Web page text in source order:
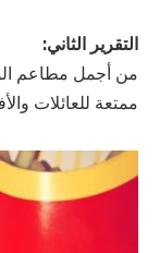
التقرير الثاني:
من أجمل مطاعم
ممتعة للعائلات